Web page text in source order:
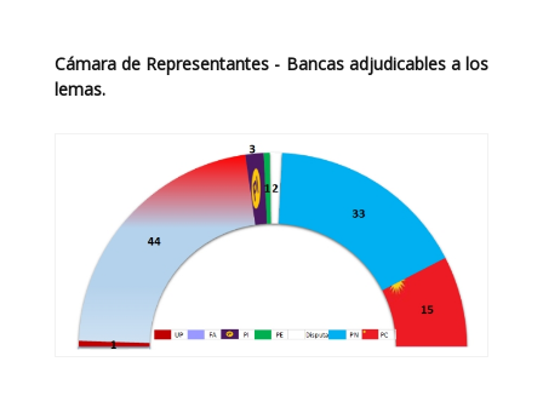
Cámara de Representantes - Bancas adjudicables a los
lemas.